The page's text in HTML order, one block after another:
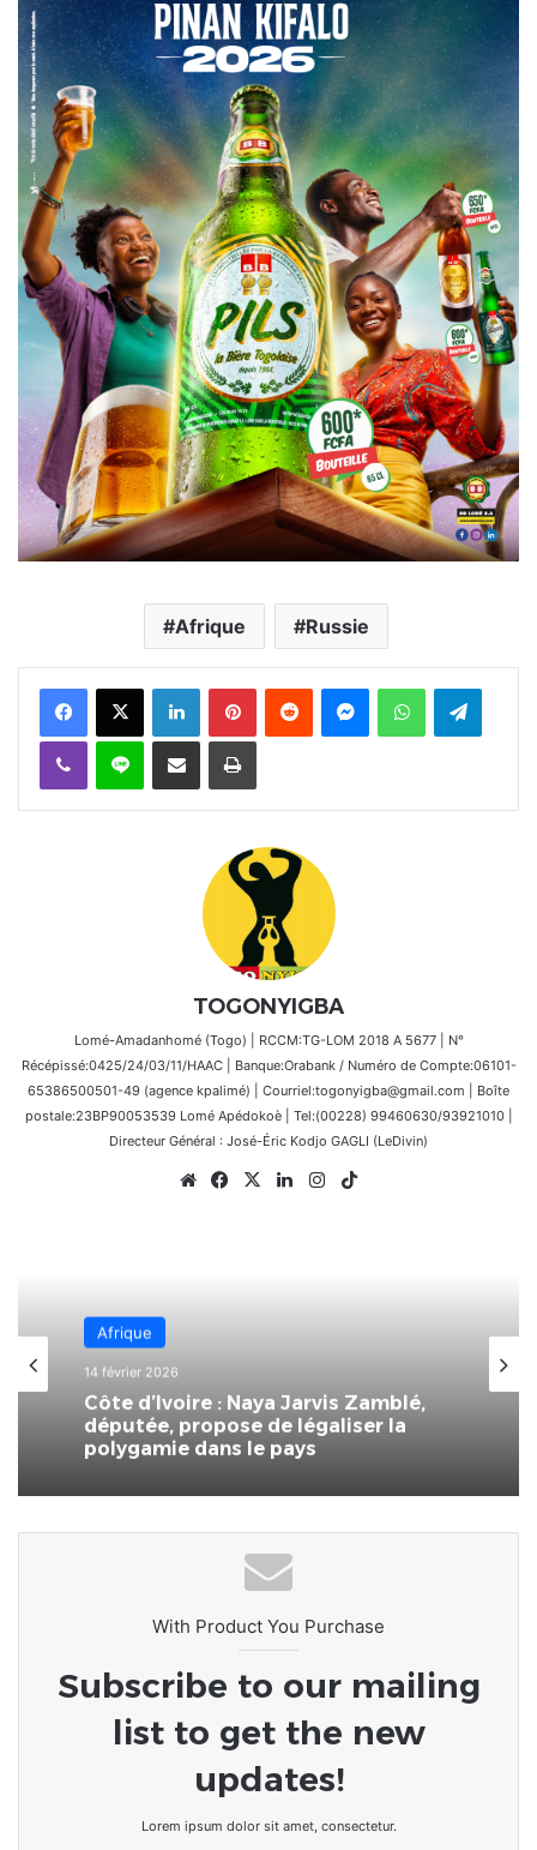
Afrique Russie
FacebookX Linkedin PinterestReddit MessengerWhatsAppTelegram
Viber Ligne Partager par email Imprimer
TOGONYIGBA
Lomé-Amadanhomé (Togo) | RCCM:TG-LOM 2018 A 5677 | N°
Récépissé:0425/24/03/11/HAAC | Banque:Orabank / Numéro de Compte:06101-
65386500501-49 (agence kpalimé) | Courriel:togonyigba@gmail.com | Boîte
postale:23BP90053539 Lomé Apédokoè | Tel:(00228) 99460630/93921010 |
Directeur Général : José-Éric Kodjo GAGLI (LeDivin)
WebsiteFacebook
X LinkedinInstagram
Afrique
14 février 2026
Côte d’Ivoire : Naya Jarvis Zamblé,
députée, propose de légaliser la
polygamie dans le pays
With Product You Purchase
Subscribe to our mailing
list to get the new
updates!
Lorem ipsum dolor sit amet, consectetur.